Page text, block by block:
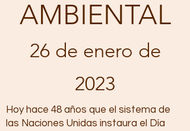
AMBIENTAL
26 de enero de
2023
Hoy hace 48 años que el sistema de
las Naciones Unidas instaura el Día